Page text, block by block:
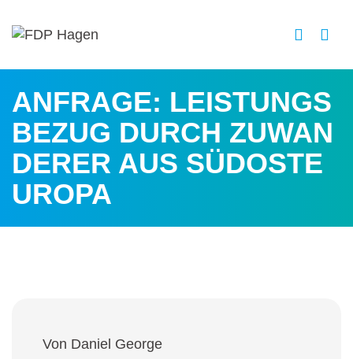
ANFRAGE: LEISTUNGS
BEZUG DURCH ZUWAN
DERER AUS SÜDOSTE
UROPA
Von Daniel George